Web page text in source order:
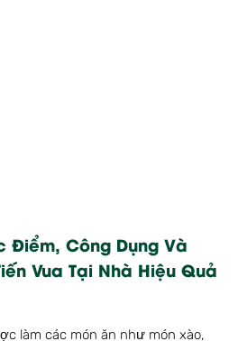
Điểm, Công Dụng Và
Vua Tại Nhà Hiệu Quả
làm các món ăn như món xào,